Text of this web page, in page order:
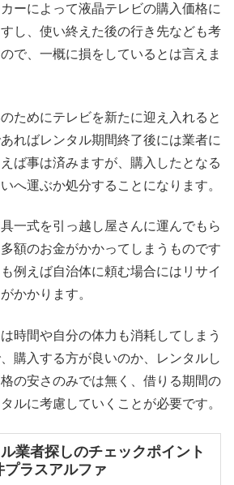
ーによって液晶テレビの購入価格に
し、使い終えた後の行き先なども考
で、一概に損をしているとは言えま
ためにテレビを新たに迎え入れると
ればレンタル期間終了後には業者に
ば事は済みますが、購入したとなる
へ運ぶか処分することになります。
一式を引っ越し屋さんに運んでもら
額のお金がかかってしまうものです
例えば自治体に頼む場合にはリサイ
かかります。
時間や自分の体力も消耗してしまう
購入する方が良いのか、レンタルし
の安さのみでは無く、借りる期間の
ルに考慮していくことが必要です。
業者探しのチェックポイント
ラスアルファ